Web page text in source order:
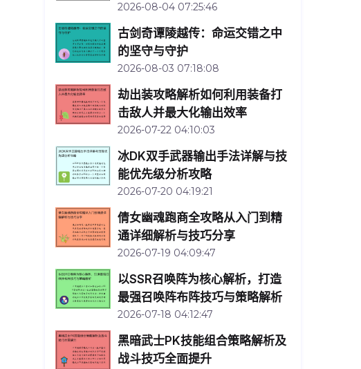
2026-08-04 07:25:46
古剑奇谭陵越传：命运交错之中
的坚守与守护
2026-08-03 07:18:08
劫出装攻略解析如何利用装备打
击敌人并最大化输出效率
2026-07-22 04:10:03
冰DK双手武器输出手法详解与技
能优先级分析攻略
2026-07-20 04:19:21
倩女幽魂跑商全攻略从入门到精
通详细解析与技巧分享
2026-07-19 04:09:47
以SSR召唤阵为核心解析，打造
最强召唤阵布阵技巧与策略解析
2026-07-18 04:12:47
黑暗武士PK技能组合策略解析及
战斗技巧全面提升